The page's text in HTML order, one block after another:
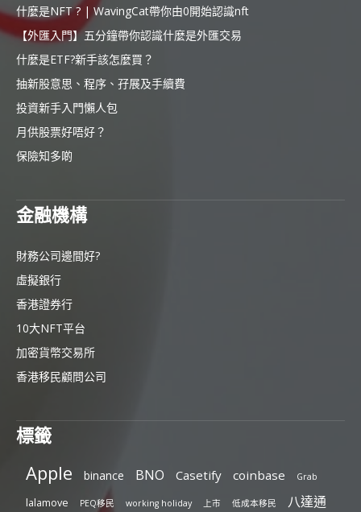
什麼是NFT ? | WavingCat帶你由0開始認識nft
【外匯入門】五分鐘帶你認識什麼是外匯交易
什麼是ETF?新手該怎麼買？
抽新股意思、程序、孖展及手續費
投資新手入門懶人包
月供股票好唔好？
保險知多啲
金融機構
財務公司邊間好?
虛擬銀行
香港證券行
10大NFT平台
加密貨幣交易所
香港移民顧問公司
標籤
Apple binance BNO Casetify coinbase Grab
lalamove PEQ移民 working holiday 上市 低成本移民 八達通